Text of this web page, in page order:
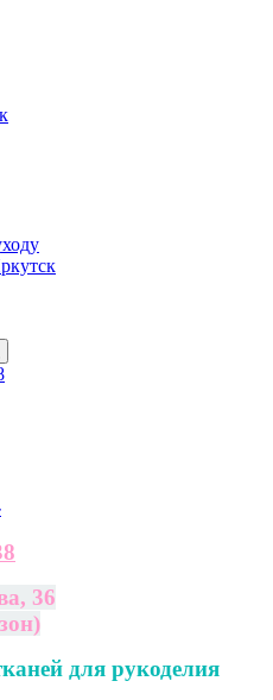
36
для рукоделия